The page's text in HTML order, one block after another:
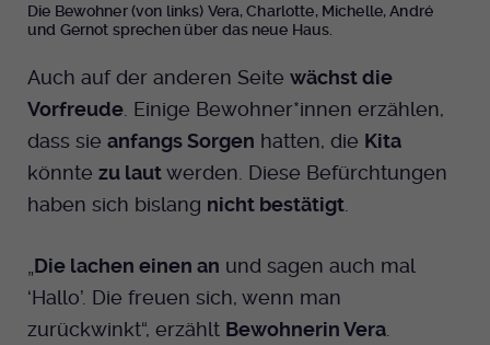
Die Bewohner (von links) Vera, Charlotte, Michelle, André
und Gernot sprechen über das neue Haus.
Auch auf der anderen Seite wächst die
Vorfreude. Einige Bewohner*innen erzählen,
dass sie anfangs Sorgen hatten, die Kita
könnte zu lautwerden. Diese Befürchtungen
haben sich bislang nicht bestätigt.
„Die lachen einen an und sagen auch mal
‘Hallo’. Die freuen sich, wenn man
zurückwinkt“, erzählt Bewohnerin Vera.